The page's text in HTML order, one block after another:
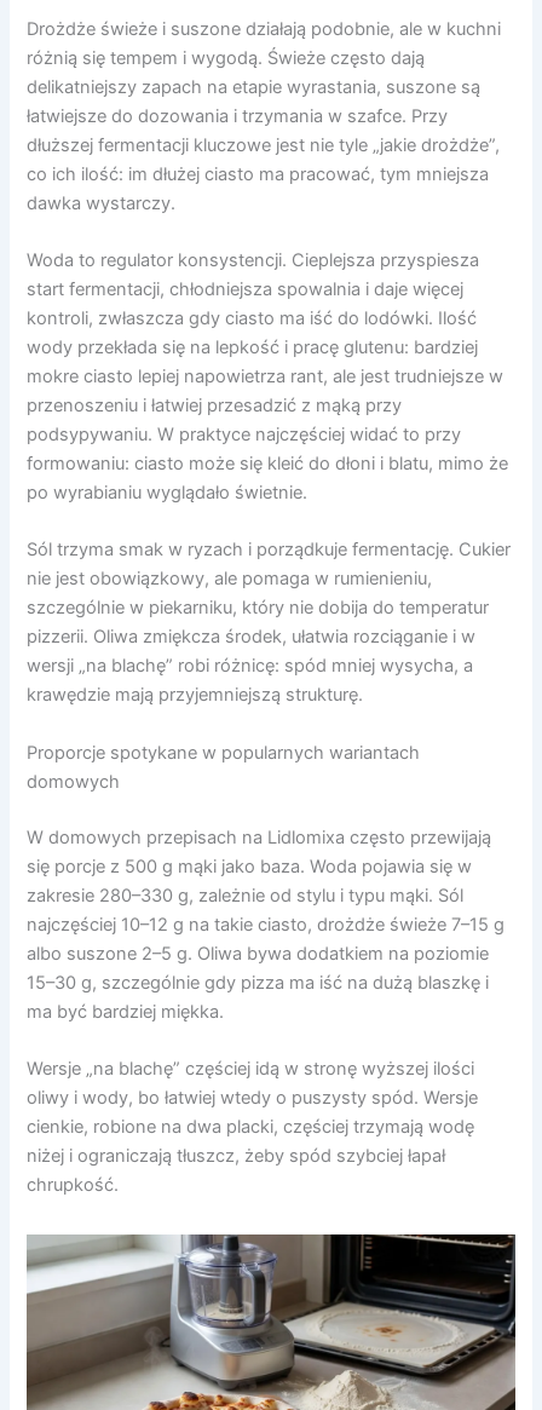
Drożdże świeże i suszone działają podobnie, ale w kuchni
różnią się tempem i wygodą. Świeże często dają
delikatniejszy zapach na etapie wyrastania, suszone są
łatwiejsze do dozowania i trzymania w szafce. Przy
dłuższej fermentacji kluczowe jest nie tyle „jakie drożdże”,
co ich ilość: im dłużej ciasto ma pracować, tym mniejsza
dawka wystarczy.
Woda to regulator konsystencji. Cieplejsza przyspiesza
start fermentacji, chłodniejsza spowalnia i daje więcej
kontroli, zwłaszcza gdy ciasto ma iść do lodówki. Ilość
wody przekłada się na lepkość i pracę glutenu: bardziej
mokre ciasto lepiej napowietrza rant, ale jest trudniejsze w
przenoszeniu i łatwiej przesadzić z mąką przy
podsypywaniu. W praktyce najczęściej widać to przy
formowaniu: ciasto może się kleić do dłoni i blatu, mimo że
po wyrabianiu wyglądało świetnie.
Sól trzyma smak w ryzach i porządkuje fermentację. Cukier
nie jest obowiązkowy, ale pomaga w rumienieniu,
szczególnie w piekarniku, który nie dobija do temperatur
pizzerii. Oliwa zmiękcza środek, ułatwia rozciąganie i w
wersji „na blachę” robi różnicę: spód mniej wysycha, a
krawędzie mają przyjemniejszą strukturę.
Proporcje spotykane w popularnych wariantach
domowych
W domowych przepisach na Lidlomixa często przewijają
się porcje z 500 g mąki jako baza. Woda pojawia się w
zakresie 280–330 g, zależnie od stylu i typu mąki. Sól
najczęściej 10–12 g na takie ciasto, drożdże świeże 7–15 g
albo suszone 2–5 g. Oliwa bywa dodatkiem na poziomie
15–30 g, szczególnie gdy pizza ma iść na dużą blaszkę i
ma być bardziej miękka.
Wersje „na blachę” częściej idą w stronę wyższej ilości
oliwy i wody, bo łatwiej wtedy o puszysty spód. Wersje
cienkie, robione na dwa placki, częściej trzymają wodę
niżej i ograniczają tłuszcz, żeby spód szybciej łapał
chrupkość.